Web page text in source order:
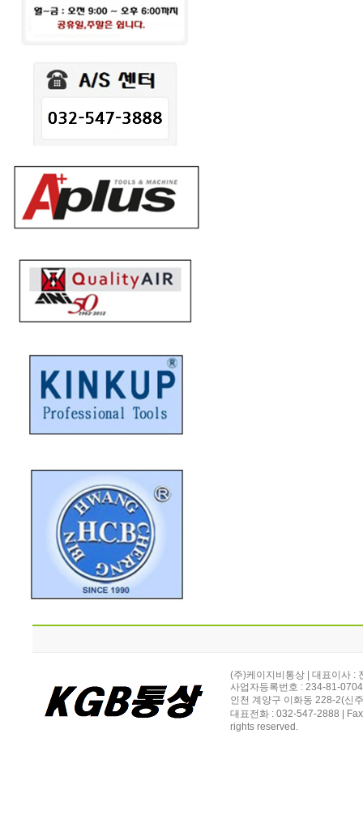
(주)케이지비통상 | 대표이사 :
사업자등록번호 : 234-81-
인천 계양구 이화동 228-2(신
대표전화 : 032-547-2888 |
rights reserved.